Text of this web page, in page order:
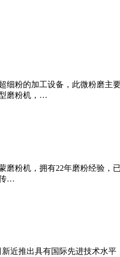
细粉的加工设备，此微粉磨主
磨粉机，…
磨粉机，拥有22年磨粉经验
…
近推出具有国际先进技术水